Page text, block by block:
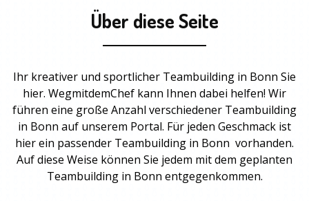
Über diese Seite
Ihr kreativer und sportlicher Teambuilding in Bonn Sie
hier. WegmitdemChef kann Ihnen dabei helfen! Wir
führen eine große Anzahl verschiedener Teambuilding
in Bonn auf unserem Portal. Für jeden Geschmack ist
hier ein passender Teambuilding in Bonn vorhanden.
Auf diese Weise können Sie jedem mit dem geplanten
Teambuilding in Bonn entgegenkommen.